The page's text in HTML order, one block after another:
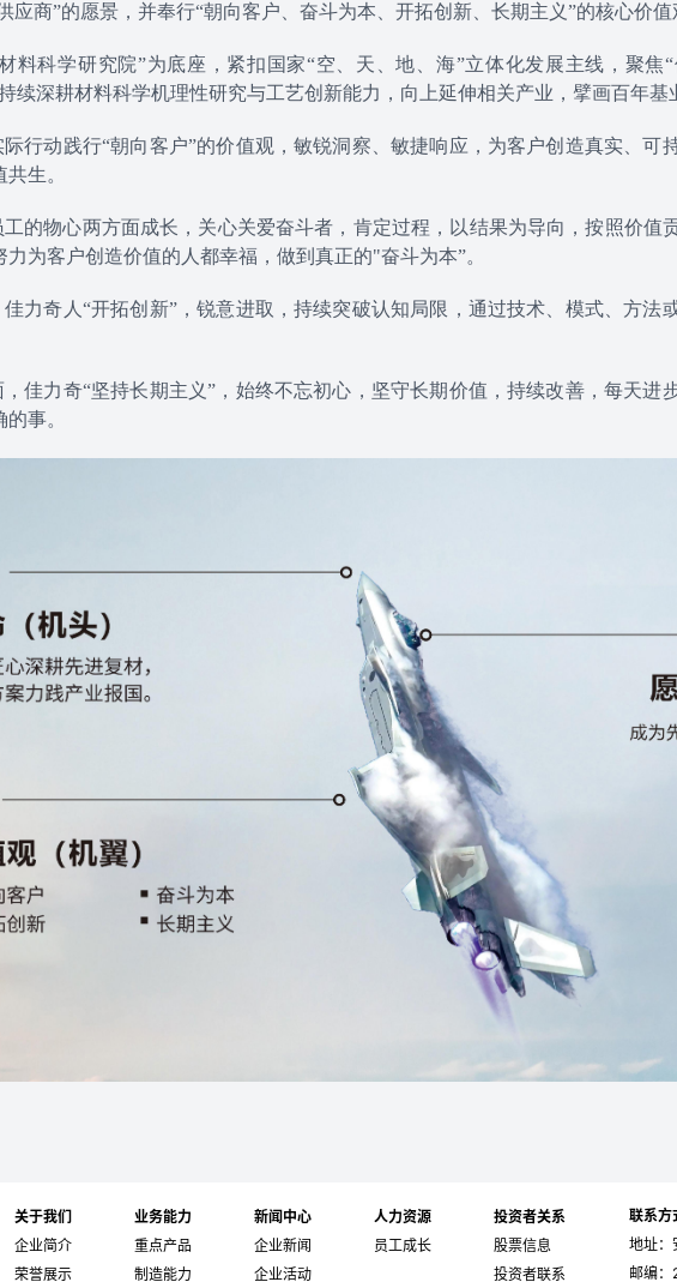
应商”的愿景，并奉行“朝向客户、奋斗为本、开拓创新、长期主义”的核心价值
料科学研究院”为底座，紧扣国家“空、天、地、海”立体化发展主线，聚焦
续深耕材料科学机理性研究与工艺创新能力，向上延伸相关产业，擘画百年基
行动践行“朝向客户”的价值观，敏锐洞察、敏捷响应，为客户创造真实、可
生。
的物心两方面成长，关心关爱奋斗者，肯定过程，以结果为导向，按照价值
为客户创造价值的人都幸福，做到真正的"奋斗为本”。
力奇人“开拓创新”，锐意进取，持续突破认知局限，通过技术、模式、方法
佳力奇“坚持长期主义”，始终不忘初心，坚守长期价值，持续改善，每天进
事。
关于我们
企业简介
荣誉展示
业务能力
重点产品
制造能力
新闻中心
企业新闻
企业活动
人力资源
员工成长
投资者关系
股票信息
投资者联系
联系方
地址：
邮编